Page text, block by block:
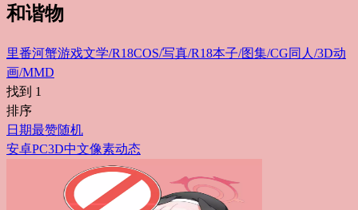
和谐物
里番河蟹游戏文学/R18COS/写真/R18本子/图集/CG同人/3D动
画/MMD
找到 1
排序
日期最赞随机
安卓PC3D中文像素动态